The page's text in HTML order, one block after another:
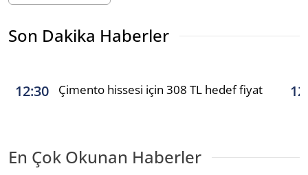
Son Dakika Haberler
12:30 Çimento hissesi için 308 TL hedef fiyat
En Çok Okunan Haberler